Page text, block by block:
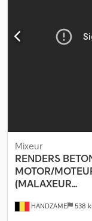
HANDZAME 538
Mixeur
RENDERS
MOTOR/
(MALAXEUR...